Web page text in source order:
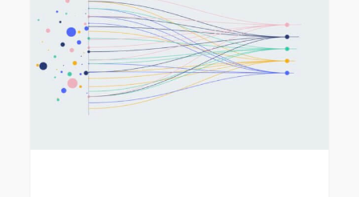
animerad
video
Connectel